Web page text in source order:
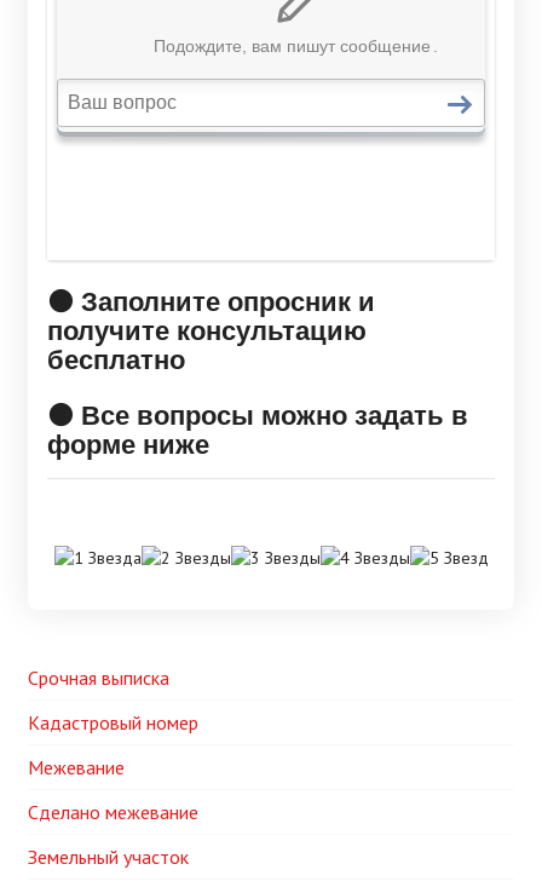
🟠 Заполните опросник и
получите консультацию
бесплатно
🟠 Все вопросы можно задать в
форме ниже
Срочная выписка
Кадастровый номер
Межевание
Сделано межевание
Земельный участок